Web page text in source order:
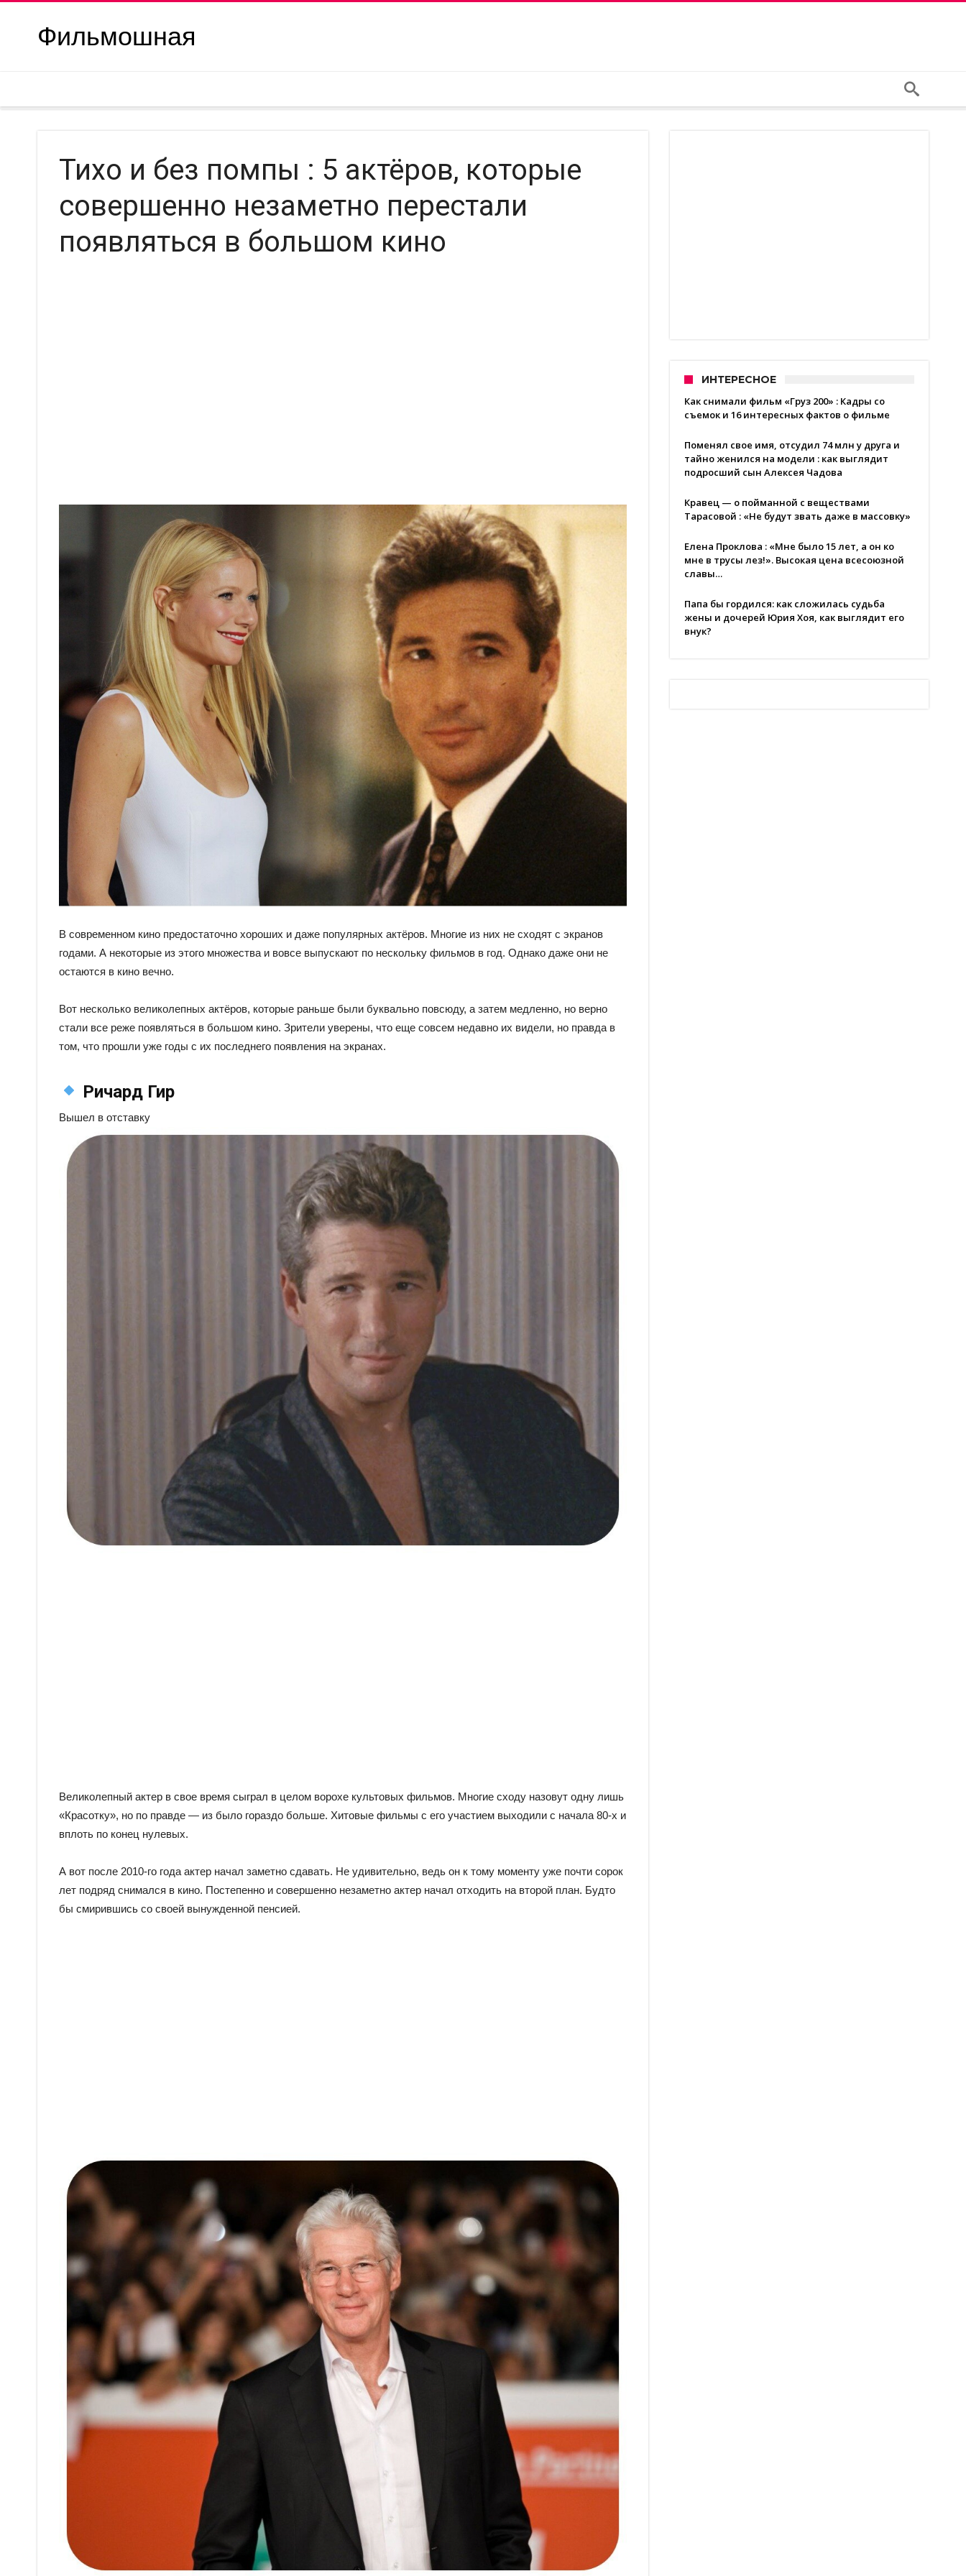
Фильмошная
Тихо и без помпы : 5 актёров, которые
совершенно незаметно перестали
появляться в большом кино
В современном кино предостаточно хороших и даже популярных актёров. Многие из них не сходят с экранов
годами. А некоторые из этого множества и вовсе выпускают по нескольку фильмов в год. Однако даже они не
остаются в кино вечно.
Вот несколько великолепных актёров, которые раньше были буквально повсюду, а затем медленно, но верно
стали все реже появляться в большом кино. Зрители уверены, что еще совсем недавно их видели, но правда в
том, что прошли уже годы с их последнего появления на экранах.
Ричард Гир
Вышел в отставку
Великолепный актер в свое время сыграл в целом ворохе культовых фильмов. Многие сходу назовут одну лишь
«Красотку», но по правде — из было гораздо больше. Хитовые фильмы с его участием выходили с начала 80-х и
вплоть по конец нулевых.
А вот после 2010-го года актер начал заметно сдавать. Не удивительно, ведь он к тому моменту уже почти сорок
лет подряд снимался в кино. Постепенно и совершенно незаметно актер начал отходить на второй план. Будто
бы смирившись со своей вынужденной пенсией.
ИНТЕРЕСНОЕ
Как снимали фильм «Груз 200» : Кадры со
съемок и 16 интересных фактов о фильме
Поменял свое имя, отсудил 74 млн у друга и
тайно женился на модели : как выглядит
подросший сын Алексея Чадова
Кравец — о пойманной с веществами
Тарасовой : «Не будут звать даже в массовку»
Елена Проклова : «Мне было 15 лет, а он ко
мне в трусы лез!». Высокая цена всесоюзной
славы…
Папа бы гордился: как сложилась судьба
жены и дочерей Юрия Хоя, как выглядит его
внук?